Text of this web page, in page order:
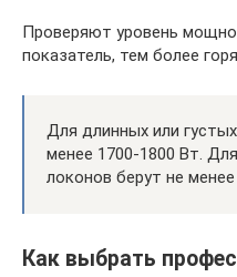
Проверяют уровень
показатель, тем более
Для длинных или
менее 1700-1800 Вт.
локонов берут не
Как выбрать